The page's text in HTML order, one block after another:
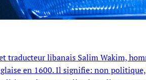
traducteur libanais Salim Wakim,
en 1600. Il signifie: non